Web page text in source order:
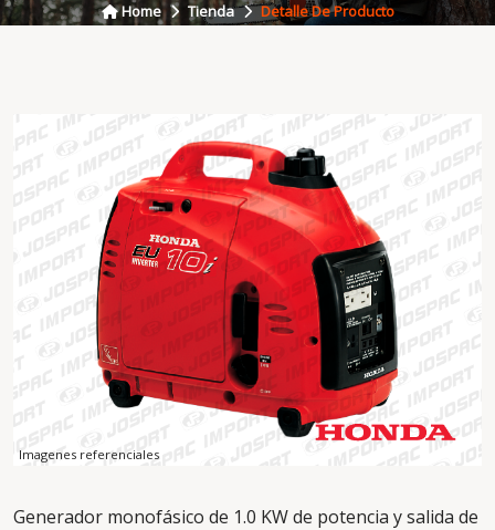
Home Tienda Detalle De Producto
Imagenes referenciales
Generador monofásico de 1.0 KW de potencia y salida de